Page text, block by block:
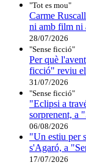
"Tot es mou"
Carme
ni amb film ni
28/07/2026
"Sense ficció"
Per què
ficció" reviu el
31/07/2026
"Sense ficció"
"Eclipsi a
sorprenent, a
06/08/2026
"Un estiu per
s'Agaró, a
17/07/2026